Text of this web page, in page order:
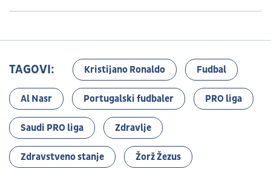
TAGOVI: Kristijano Ronaldo Fudbal
Al Nasr Portugalski fudbaler PRO liga
Saudi PRO liga Zdravlje
Zdravstveno stanje Žorž Žezus